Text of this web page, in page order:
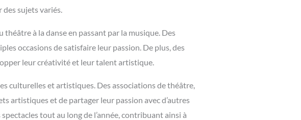
sujets variés.
à la danse en passant par la musique. Des
occasions de satisfaire leur passion. De plus, des
leur créativité et leur talent artistique.
culturelles et artistiques. Des associations de théâtre,
artistiques et de partager leur passion avec d’autres
tout au long de l’année, contribuant ainsi à